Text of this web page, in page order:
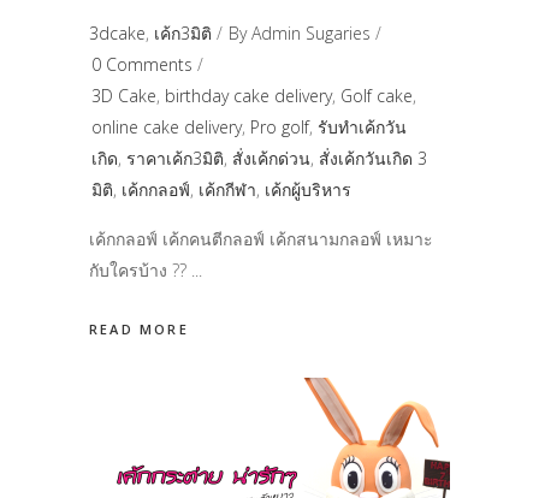
3dcake, เค้ก3มิติ ByAdmin Sugaries
0 Comments
3D Cake, birthday cake delivery, Golf cake,
online cake delivery, Pro golf, รับทำเค้กวัน
เกิด, ราคาเค้ก3มิติ, สั่งเค้กด่วน, สั่งเค้กวันเกิด 3
มิติ, เค้กกลอฟ์, เค้กกีฬา, เค้กผู้บริหาร
เค้กกลอฟ์ เค้กคนตีกลอฟ์ เค้กสนามกลอฟ์ เหมาะ
กับใครบ้าง ??
READ MORE